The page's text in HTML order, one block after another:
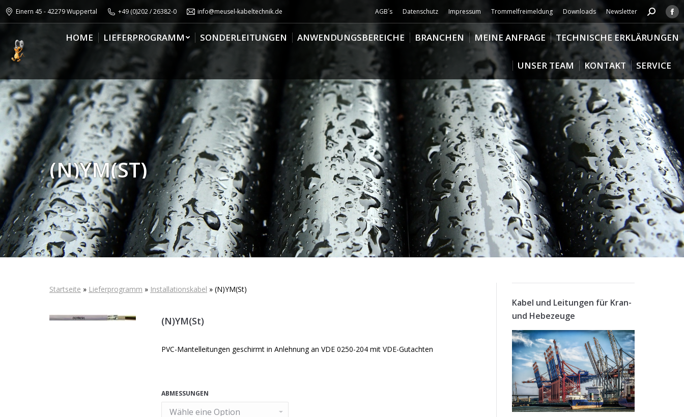
Einern 45 - 42279 Wuppertal +49 (0)202 / 26382-0 info@meusel-kabeltechnik.de AGB´s Datenschutz Impressum Trommelfreimeldung Downloads Newsletter Search:
HOME LIEFERPROGRAMM SONDERLEITUNGEN ANWENDUNGSBEREICHE BRANCHEN MEINE ANFRAGE TECHNISCHE ERKLÄRUNGEN
UNSER TEAM KONTAKT SERVICE
(N)YM(ST)
Startseite » Lieferprogramm » Installationskabel » (N)YM(St)
(N)YM(St)
PVC-Mantelleitungen geschirmt in Anlehnung an VDE 0250-204 mit VDE-Gutachten
ABMESSUNGEN
Kabel und Leitungen für Kran-
und Hebezeuge